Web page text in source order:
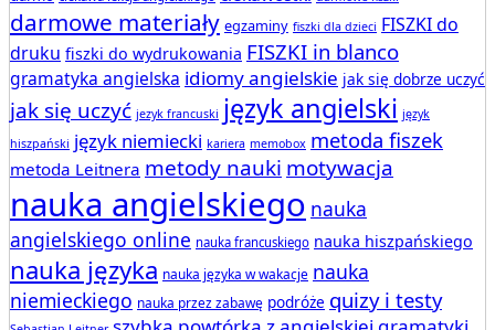
darmowe materiały egzaminy fiszki dla dzieci FISZKI do
druku fiszki do wydrukowania FISZKI in blanco
gramatyka angielska idiomy angielskie jak się dobrze uczyć
jak się uczyć jezyk francuski język angielski język
hiszpański język niemiecki kariera memobox metoda fiszek
metoda Leitnera metody nauki motywacja
nauka angielskiego nauka
angielskiego online nauka francuskiego nauka hiszpańskiego
nauka języka nauka języka w wakacje nauka
niemieckiego nauka przez zabawę podróże quizy i testy